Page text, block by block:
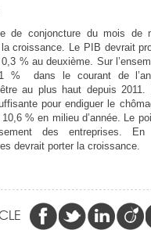
de conjoncture du mois de
croissance. Le PIB devrait
% au deuxième. Sur
% dans le courant de
au plus haut depuis 2011.
pour endiguer le
% en milieu d’année. Le
des entreprises.
devrait porter la croissance.